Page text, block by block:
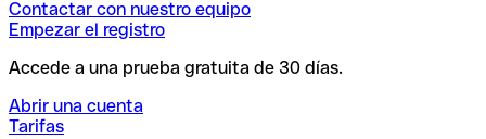
Contactar con nuestro equipo
Empezar el registro
Accede a una prueba gratuita de 30 días.
Abrir una cuenta
Tarifas